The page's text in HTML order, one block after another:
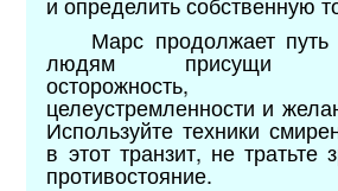
Марс продолжает
людям присущи
осторожность,
целеустремленности и
Используйте техники
в этот транзит, не тратьте
противостояние.